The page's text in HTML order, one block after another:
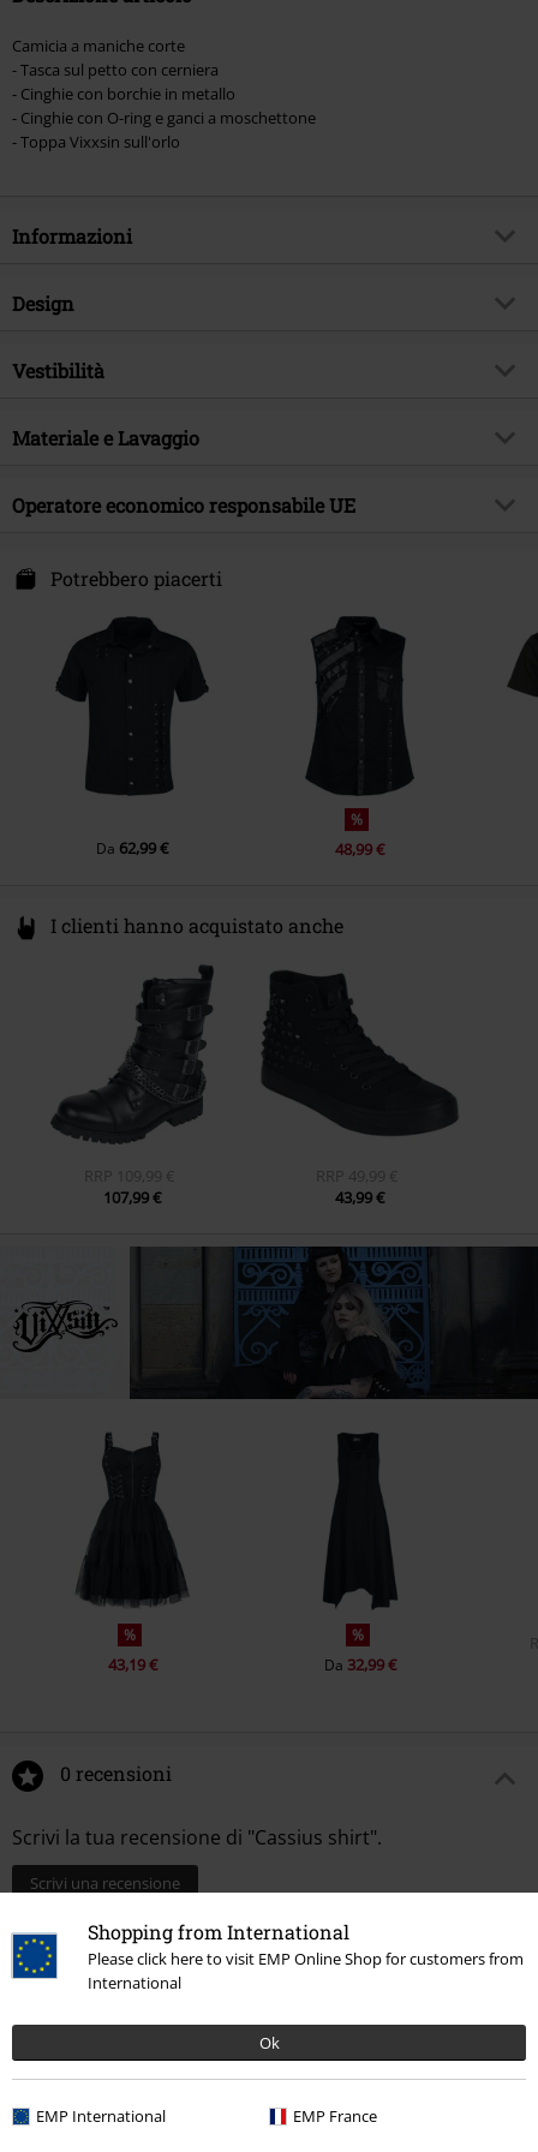
Shopping from International
Please click here to visit EMP Online Shop for customers from
International
Ok
EMP International EMP France
Camicia a maniche corte
- Tasca sul petto con cerniera
- Cinghie con borchie in metallo
- Cinghie con O-ring e ganci a moschettone
- Toppa Vixxsin sull'orlo
Informazioni
Codice articolo
Brand
Data di pubblicazione
Design
Tipologia prodotto
Stampato
Colore
nero
Vestibilità
Vestibilità/Top
Materiale e Lavaggio
Materiale esterno
100% cotone
Operatore economico responsabile UE
Kilmovee upper, Portlaw
info@innocentclothingltd.com
Potrebbero piacerti
Da 62,99 €
%
48,99 €
I clienti hanno acquistato anche
RRP
109,99 €
107,99 €
RRP 49,99 €
43,99 €
%
43,19 €
%
Da32,99 €
0 recensioni
Scrivi la tua recensione di "Cassius shirt".
Scrivi una recensione